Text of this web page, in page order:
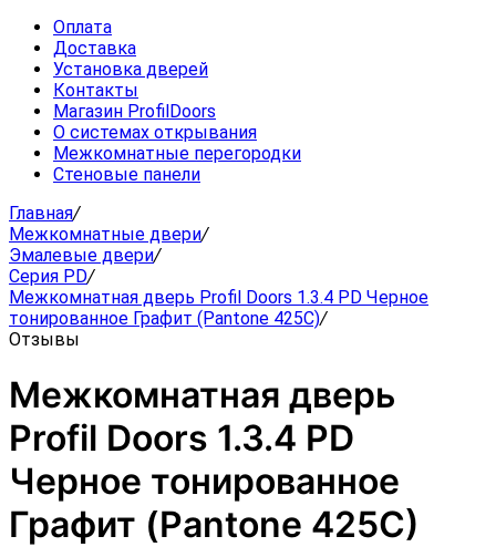
Оплата
Доставка
Установка дверей
Контакты
Магазин ProfilDoors
О системах открывания
Межкомнатные перегородки
Стеновые панели
Главная/
Межкомнатные двери/
Эмалевые двери/
Серия PD/
Межкомнатная дверь Profil Doors 1.3.4 PD Черное
тонированное Графит (Pantone 425С)/
Отзывы
Межкомнатная дверь
Profil Doors 1.3.4 PD
Черное тонированное
Графит (Pantone 425С)